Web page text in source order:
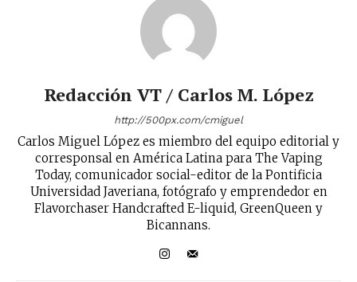
Redacción VT / Carlos M. López
http://500px.com/cmiguel
Carlos Miguel López es miembro del equipo editorial y
corresponsal en América Latina para The Vaping
Today, comunicador social-editor de la Pontificia
Universidad Javeriana, fotógrafo y emprendedor en
Flavorchaser Handcrafted E-liquid, GreenQueen y
Bicannans.